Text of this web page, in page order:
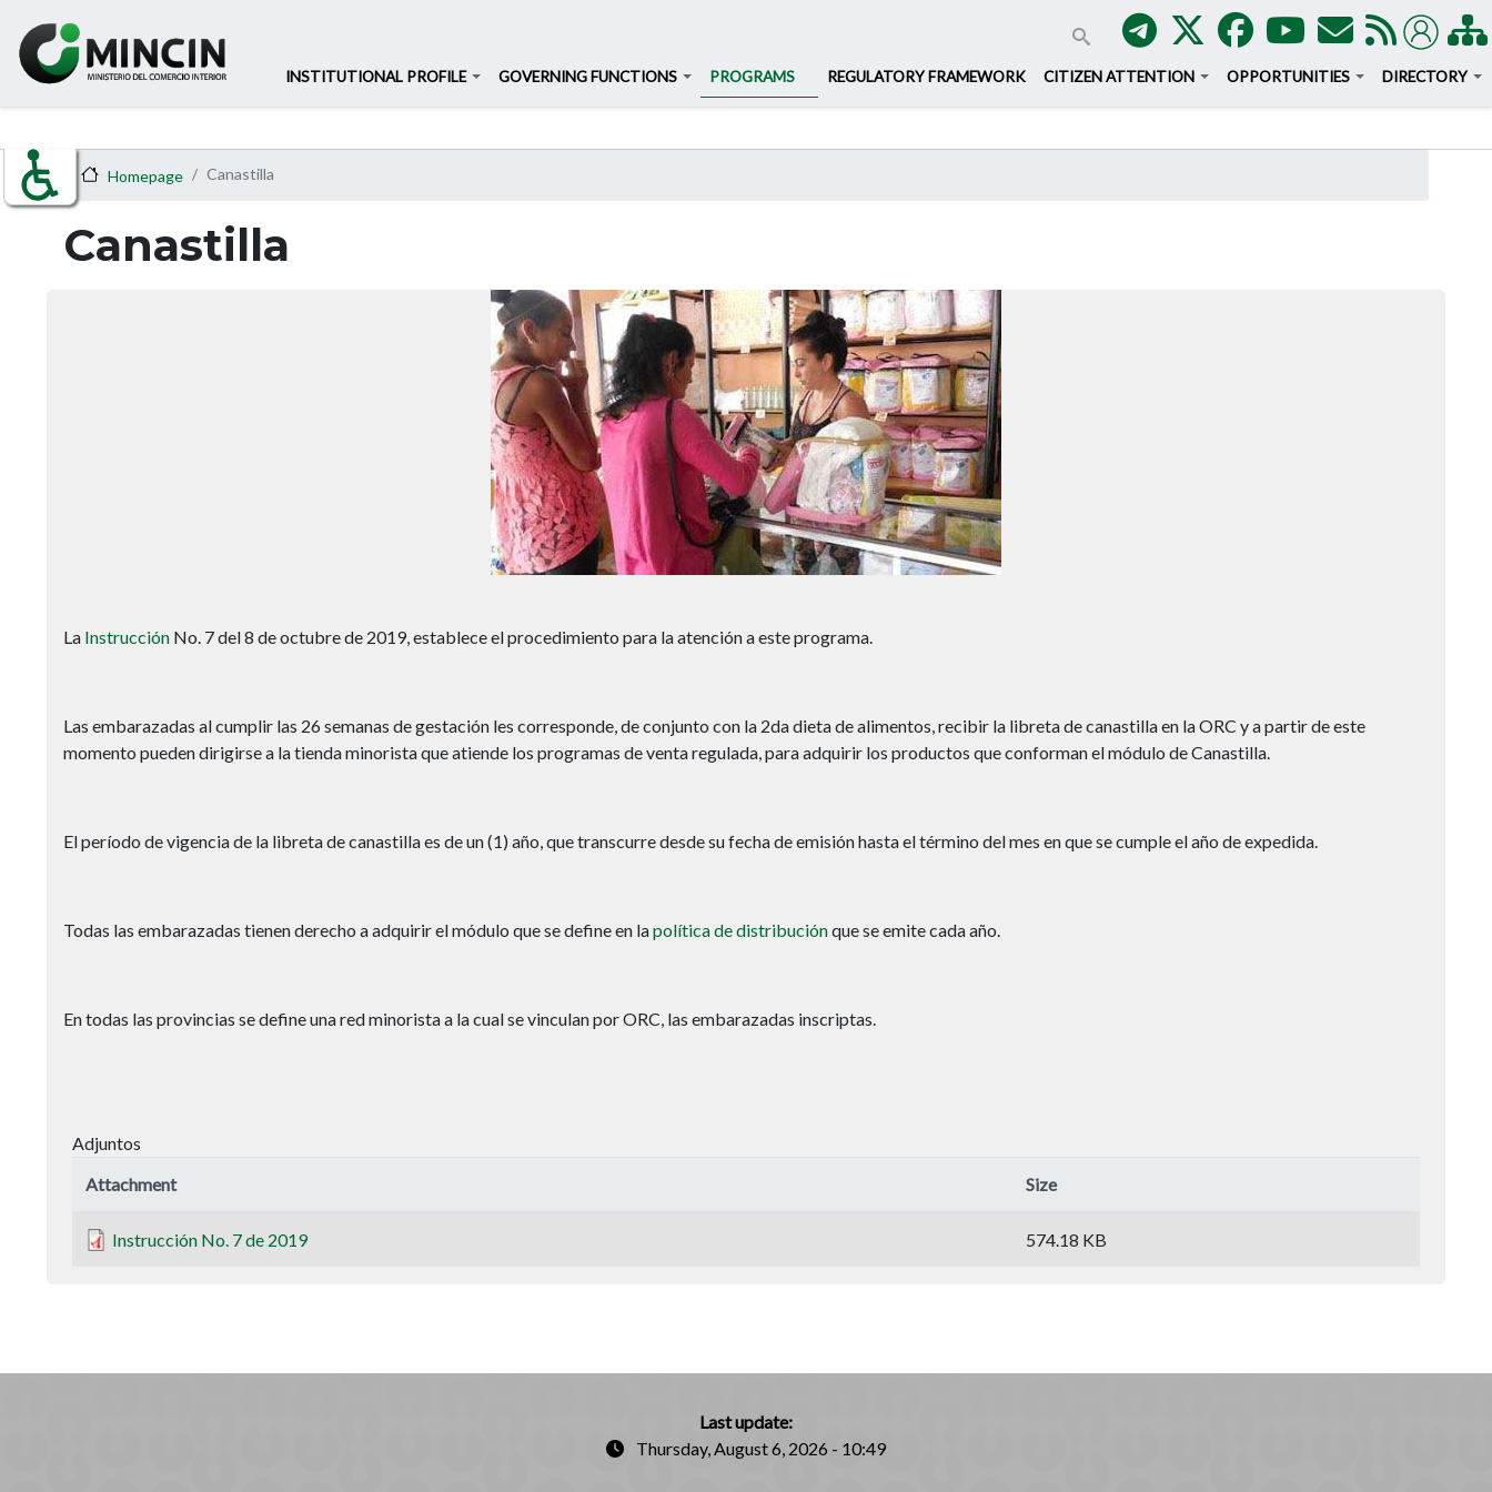
INSTITUTIONAL PROFILE GOVERNING FUNCTIONS PROGRAMS REGULATORY FRAMEWORK CITIZEN ATTENTION OPPORTUNITIES DIRECTORY
Homepage Canastilla
Canastilla
La Instrucción No. 7 del 8 de octubre de 2019, establece el procedimiento para la atención a este programa.
Las embarazadas al cumplir las 26 semanas de gestación les corresponde, de conjunto con la 2da dieta de alimentos, recibir la libreta de canastilla en la ORC y a partir de este
momento pueden dirigirse a la tienda minorista que atiende los programas de venta regulada, para adquirir los productos que conforman el módulo de Canastilla.
El período de vigencia de la libreta de canastilla es de un (1) año, que transcurre desde su fecha de emisión hasta el término del mes en que se cumple el año de expedida.
Todas las embarazadas tienen derecho a adquirir el módulo que se define en lapolítica de distribuciónque se emite cada año.
En todas las provincias se define una red minorista a la cual se vinculan por ORC, las embarazadas inscriptas.
Adjuntos
Attachment
Size
Instrucción No. 7 de 2019 574.18 KB
Last update:
Thursday, August 6, 2026 - 10:49